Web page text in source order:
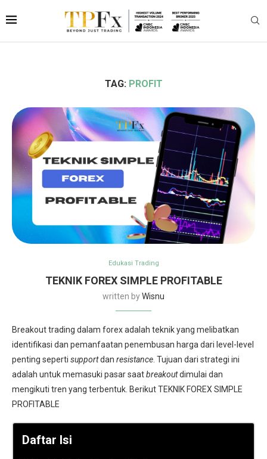
TAG: PROFIT
Edukasi Trading
TEKNIK FOREX SIMPLE PROFITABLE
written byWisnu
Breakout trading dalam forex adalah teknik yang melibatkan
identifikasi dan pemanfaatan penembusan harga dari level-level
penting seperti supportdan resistance. Tujuan dari strategi ini
adalah untuk memasuki pasar saatbreakoutdimulai dan
mengikuti tren yang terbentuk. Berikut TEKNIK FOREX SIMPLE
PROFITABLE
Daftar Isi